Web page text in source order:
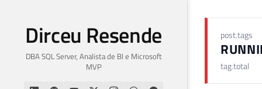
Dirceu Resende
DBA SQL Server, Analista de BI e Microsoft
MVP
post.tags
tag.total